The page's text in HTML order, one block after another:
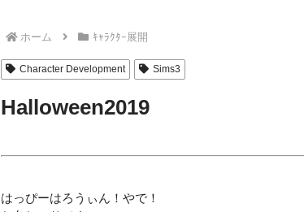
ホーム ｷｬﾗｸﾀｰ展開
Character Development Sims3
Halloween2019
はっぴーはろうぃん！やで！